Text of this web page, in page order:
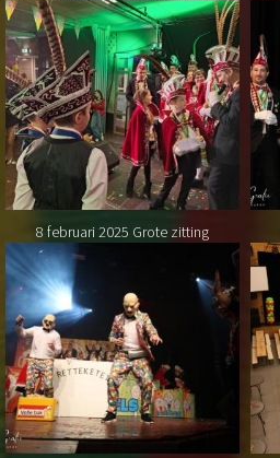
8 februari 2025 Grote zitting